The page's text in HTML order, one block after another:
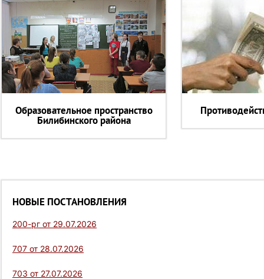
Образовательное пространство
Билибинского района
НОВЫЕ ПОСТАНОВЛЕНИЯ
200-рг от 29.07.2026
707 от 28.07.2026
703 от 27.07.2026